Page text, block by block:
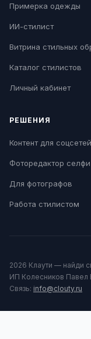
Примерка одежды
ИИ-стилист
Витрина стильных
Каталог стилистов
Личный кабинет
РЕШЕНИЯ
Контент для соцсетей
Фоторедактор селфи
Для фотографов
Работа стилистом
2026 Клаути — найди
ИП Колесников Павел
Связь: info@clouty.ru